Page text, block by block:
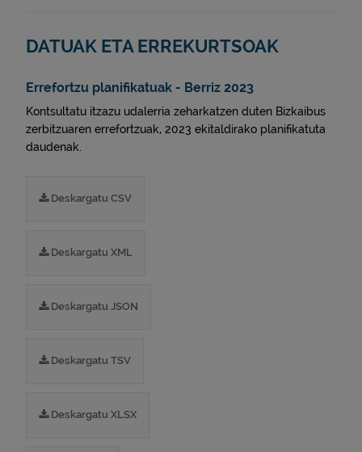
DATUAK ETA ERREKURTSOAK
Errefortzu planifikatuak - Berriz 2023
Kontsultatu itzazu udalerria zeharkatzen duten Bizkaibus
zerbitzuaren errefortzuak, 2023 ekitaldirako planifikatuta
daudenak.
Deskargatu CSV
Deskargatu XML
Deskargatu JSON
Deskargatu TSV
Deskargatu XLSX